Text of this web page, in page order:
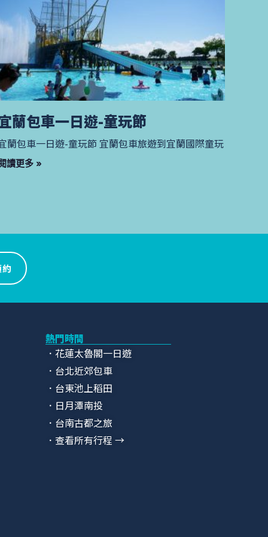
蘭包車一日遊-童玩節
蘭包車一日遊-童玩節 宜蘭包車旅遊到宜蘭國際童玩
讀更多 »
熱門時間
．花蓮太魯閣一日遊
．台北近郊包車
．台東池上稻田
．日月潭南投
．台南古都之旅
．查看所有行程 →